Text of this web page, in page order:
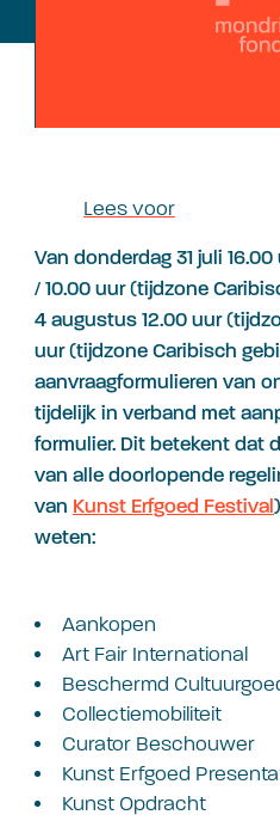
Lees voor
Van donderdag 31 juli
/ 10.00 uur (tijdzone
4 augustus 12.00 uur
uur (tijdzone Caribisch
aanvraagformulieren van
tijdelijk in verband met
formulier. Dit betekent dat
van alle doorlopende
van Kunst Erfgoed Festival
weten:
Aankopen
Art Fair International
Beschermd
Collectiemobiliteit
Curator Beschouwer
Kunst Erfgoed
Kunst Opdracht